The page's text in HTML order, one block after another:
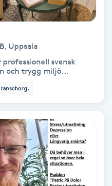
, Uppsala
professionell svensk
och trygg miljö...